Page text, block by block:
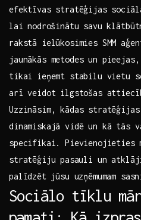
efektīvas ‌stratēģijas
⁣lai nodrošinātu ‌savu
rakstā ielūkosimies SMM
jaunākās metodes un
tikai ieņemt stabilu vietu
arī veidot ilgstošas
Uzzināsim, kādas
dinamiskajā vidē un kā tās
specifikai. Pievienojieties
stratēģiju ⁤pasauli un
palīdzēt⁣ jūsu ​uzņēmumam⁣
Sociālo tīklu